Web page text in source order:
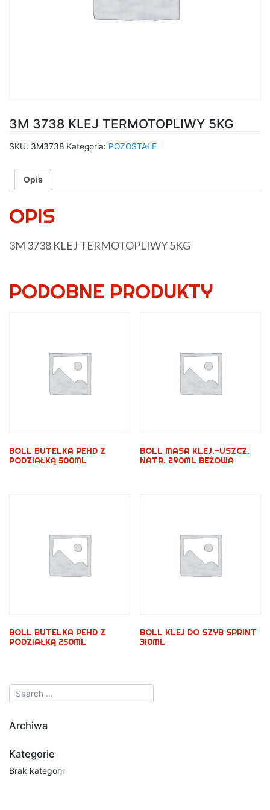
3M 3738 KLEJ TERMOTOPLIWY 5KG
SKU: 3M3738 Kategoria: POZOSTAŁE
Opis
OPIS
3M 3738 KLEJ TERMOTOPLIWY 5KG
PODOBNE PRODUKTY
BOLL BUTELKA PEHD Z
PODZIAŁKĄ 500ML
BOLL MASA KLEJ.-USZCZ.
NATR. 290ML BEŻOWA
BOLL BUTELKA PEHD Z
PODZIAŁKĄ 250ML
BOLL KLEJ DO SZYB SPRINT
310ML
Archiwa
Kategorie
Brak kategorii